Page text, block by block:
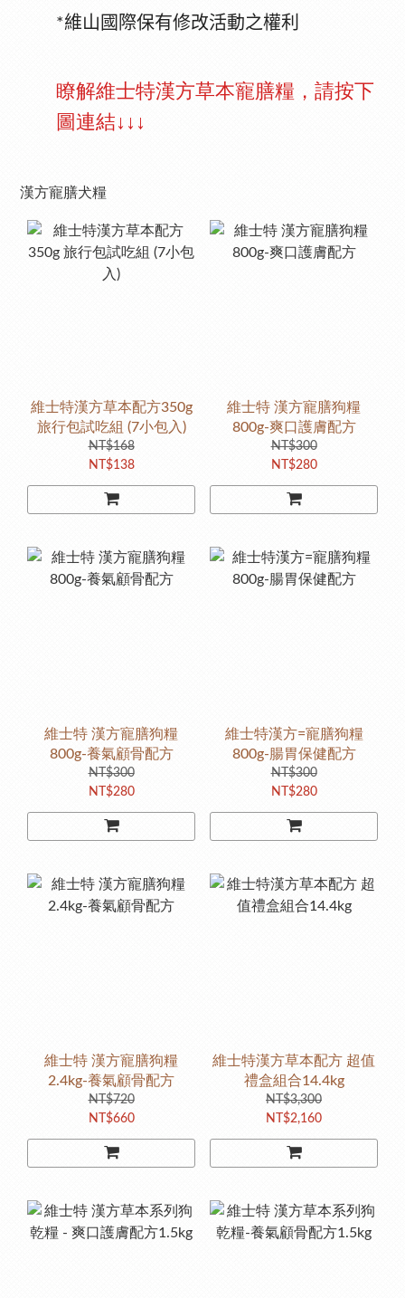
*維山國際保有修改活動之權利
瞭解維士特漢方草本寵膳糧，請按下
圖連結↓↓↓
漢方寵膳犬糧
維士特漢方草本配方350g
旅行包試吃組 (7小包入)
NT$168
NT$138
維士特 漢方寵膳狗糧
800g-爽口護膚配方
NT$300
NT$280
維士特 漢方寵膳狗糧
800g-養氣顧骨配方
NT$300
NT$280
維士特漢方=寵膳狗糧
800g-腸胃保健配方
NT$300
NT$280
維士特 漢方寵膳狗糧
2.4kg-養氣顧骨配方
NT$720
NT$660
維士特漢方草本配方 超值
禮盒組合14.4kg
NT$3,300
NT$2,160